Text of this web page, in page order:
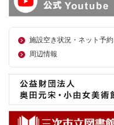
施設空き状況・ネット予約
周辺情報